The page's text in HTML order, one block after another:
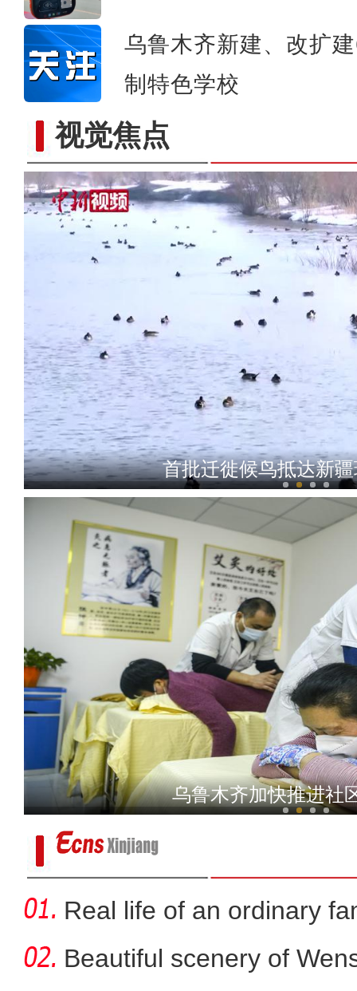
乌鲁木齐新建、改扩
制特色学校
视觉焦点
首批迁徙候鸟抵达新
新疆兵团：绣塑布偶技艺
乌鲁木齐加快推进社
Real life of an ordinary
Beautiful scenery of